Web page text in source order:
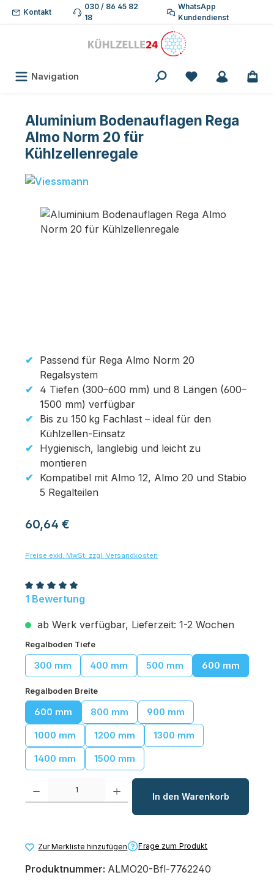
Zum Hauptinhalt springen
Kontakt
030 / 86 45 82
18
WhatsApp
Kundendienst
Navigation Du hast 0
Aluminium Bodenauflagen Rega
Almo Norm 20 für
Kühlzellenregale
Bildergalerie überspringen
Passend für Rega Almo Norm 20
Regalsystem
4 Tiefen (300–600 mm) und 8 Längen (600–
1500 mm) verfügbar
Bis zu 150 kg Fachlast – ideal für den
Kühlzellen-Einsatz
Hygienisch, langlebig und leicht zu
montieren
Kompatibel mit Almo 12, Almo 20 und Stabio
5 Regalteilen
Regulärer Preis:
60,64 €
Preise exkl. MwSt. zzgl. Versandkosten
Durchschnittliche Bewertung von 5 von 5 Sternen
1 Bewertung
ab Werk verfügbar, Lieferzeit: 1-2 Wochen
Regalboden Tiefeauswählen
300 mm 400 mm 500 mm 600 mm
Regalboden Breiteauswählen
600 mm 800 mm
900 mm
1000 mm
1200 mm
1300 mm
1400 mm
1500 mm
Produkt Anzahl: Gib den gewünschten Wert ein oder benutze die
In den Warenkorb
Zur Merkliste hinzufügen Frage zum Produkt
Produktnummer: ALMO20-Bfl-7762240